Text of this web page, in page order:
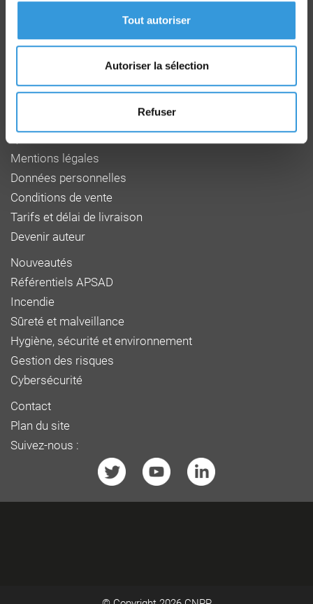
Tout autoriser
Autoriser la sélection
Refuser
Route de la Chapelle Réanville
F 27950 SAINT MARCEL
Tél : 02 32 53 64 34
Mentions légales
Données personnelles
Conditions de vente
Tarifs et délai de livraison
Devenir auteur
Nouveautés
Référentiels APSAD
Incendie
Sûreté et malveillance
Hygiène, sécurité et environnement
Gestion des risques
Cybersécurité
Contact
Plan du site
Suivez-nous :